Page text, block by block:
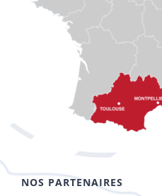
NOS PARTENAIRES